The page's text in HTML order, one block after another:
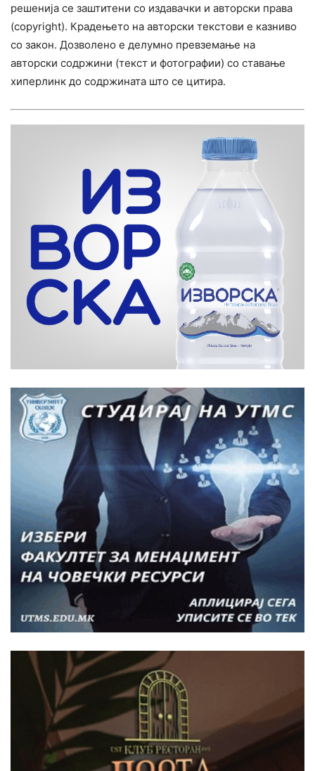
решенија се заштитени со издавачки и авторски права
(copyright). Крадењето на авторски текстови е казниво
со закон. Дозволено е делумно превземање на
авторски содржини (текст и фотографии) со ставање
хиперлинк до содржината што се цитира.